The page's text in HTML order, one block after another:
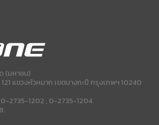
(มหาชน)
แขวงหัวหมาก เขตบางกะปี กรุงเทพฯ 10240
2735-1202 , 0-2735-1204